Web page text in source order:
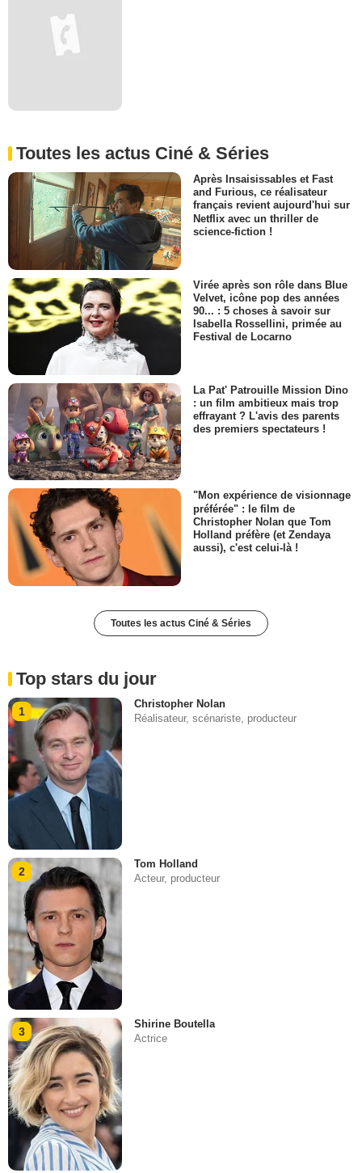
Toutes les actus Ciné & Séries
Après Insaisissables et Fast
and Furious, ce réalisateur
français revient aujourd'hui sur
Netflix avec un thriller de
science-fiction !
Virée après son rôle dans Blue
Velvet, icône pop des années
90... : 5 choses à savoir sur
Isabella Rossellini, primée au
Festival de Locarno
La Pat' Patrouille Mission Dino
: un film ambitieux mais trop
effrayant ? L'avis des parents
des premiers spectateurs !
"Mon expérience de visionnage
préférée" : le film de
Christopher Nolan que Tom
Holland préfère (et Zendaya
aussi), c'est celui-là !
Toutes les actus Ciné & Séries
Top stars du jour
1
Christopher Nolan
Réalisateur, scénariste, producteur
2
Tom Holland
Acteur, producteur
3
Shirine Boutella
Actrice